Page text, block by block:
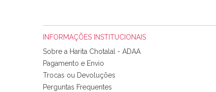
INFORMAÇÕES INSTITUCIONAIS
Sobre a Harita Chotalal - ADAA
Pagamento e Envio
Trocas ou Devoluções
Perguntas Frequentes